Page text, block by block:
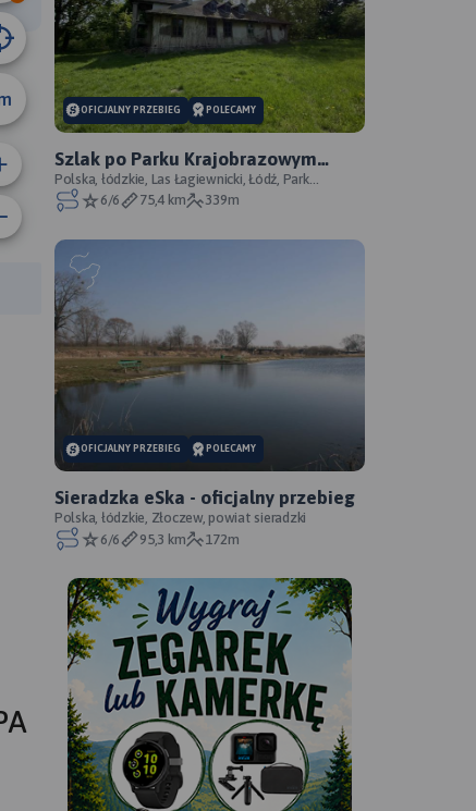
trasy:
OFICJALNY PRZEBIEG POLECAMY
Szlak po Parku Krajobrazowym
Wzniesień Łódzkich - oficjalny
przebieg
Polska, łódzkie, Las Łagiewnicki, Łódź, Park
Krajobrazowy Wzniesień Łódzkich
6/6 75,4 km 339m
OFICJALNY PRZEBIEG POLECAMY
Sieradzka eSka - oficjalny przebieg
Polska, łódzkie, Złoczew, powiat sieradzki
6/6
95,3 km 172m